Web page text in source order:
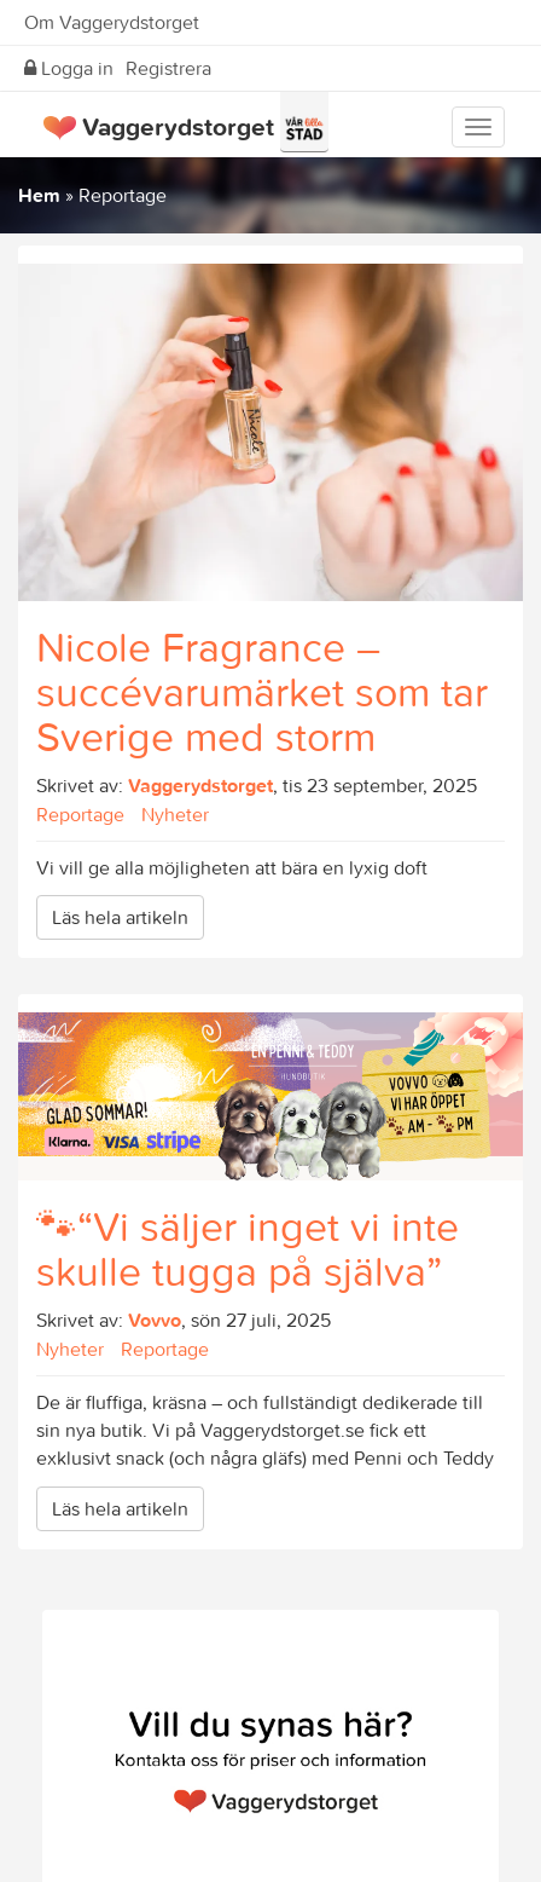
Om Vaggerydstorget
Logga in Registrera
Visa
meny
Vaggerydstorget
Hem»Reportage
Nicole Fragrance –
succévarumärket som tar
Sverige med storm
Skrivet av: Vaggerydstorget, tis 23 september, 2025
Reportage
Nyheter
Vi vill ge alla möjligheten att bära en lyxig doft
Läs hela artikeln
🐾“Vi säljer inget vi inte
skulle tugga på själva”
Skrivet av: Vovvo, sön 27 juli, 2025
Nyheter
Reportage
De är fluffiga, kräsna – och fullständigt dedikerade till
sin nya butik. Vi på Vaggerydstorget.se fick ett
exklusivt snack (och några gläfs) med Penni och Teddy
Läs hela artikeln